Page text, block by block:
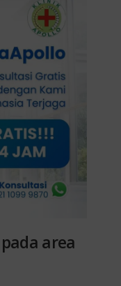
area